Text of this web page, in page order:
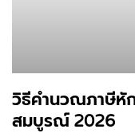
วิธีคำนวณภาษีหั
สมบูรณ์ 2026